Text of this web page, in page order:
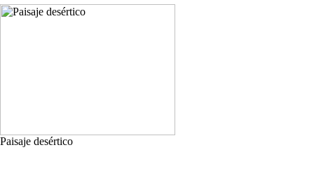
Paisaje desértico